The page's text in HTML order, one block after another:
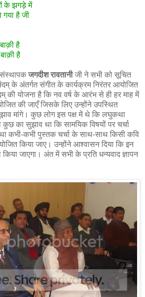
के झगड़े में
गया है जी
है
है
संस्थापकजगदीश रावतानीजी ने सभी को सूचित
के अंतर्गत संगीत के कार्यक्रम निरंतर आयोजित
की योजना है कि नव वर्ष के आरंभ से ही हर माह में
की जाएँ जिसके लिए उन्होंने उपस्थित
मांगे। कुछ लोग इस पक्ष में थे कि लघुकथा
कुछ का सुझाव था कि सामयिक विषयों पर चर्चा
कभी-कभी पुस्तक चर्चा के साथ-साथ किसी कवि
किया जाए। उन्होंने आश्वासन दिया कि इन
जाएगा। अंत में सभी के प्रति धन्यवाद ज्ञापन